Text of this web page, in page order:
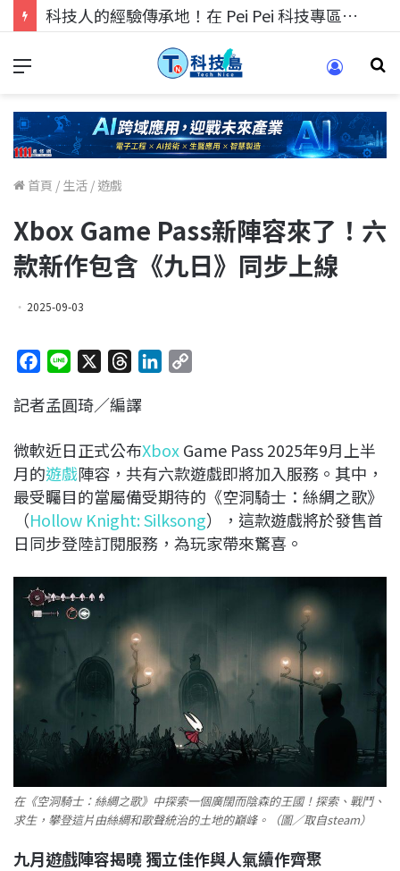
科技人的經驗傳承地！在 Pei Pei 科技專區，與學弟妹交流最硬核的技術
首頁 / 生活 / 遊戲
Xbox Game Pass新陣容來了！六
款新作包含《九日》同步上線
2025-09-03
c
b
o
o
k
n
r
a
d
s
e
d
I
n
L
i
n
k
記者孟圓琦／編譯
微軟近日正式公布XboxGame Pass 2025年9月上半
月的遊戲陣容，共有六款遊戲即將加入服務。其中，
最受矚目的當屬備受期待的《空洞騎士：絲綢之歌》
（Hollow Knight: Silksong），這款遊戲將於發售首
日同步登陸訂閱服務，為玩家帶來驚喜。
在《空洞騎士：絲綢之歌》中探索一個廣闊而陰森的王國！探索、戰鬥、
求生，攀登這片由絲綢和歌聲統治的土地的巔峰。（圖／取自steam）
九月遊戲陣容揭曉 獨立佳作與人氣續作齊聚